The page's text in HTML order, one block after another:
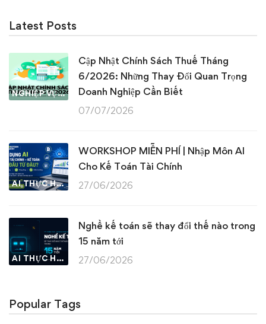
Latest Posts
NGHIỆP VỤ KẾ TOÁN & THUẾ
Cập Nhật Chính Sách Thuế Tháng
6/2026: Những Thay Đổi Quan Trọng
Doanh Nghiệp Cần Biết
07/07/2026
AI THỰC HÀNH
WORKSHOP MIỄN PHÍ | Nhập Môn AI
Cho Kế Toán Tài Chính
27/06/2026
AI THỰC HÀNH
Nghề kế toán sẽ thay đổi thế nào trong
15 năm tới
27/06/2026
Popular Tags